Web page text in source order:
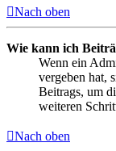
Nach oben
Wie kann ich
Wenn ein
vergeben hat,
Beitrags, um
weiteren
Nach oben